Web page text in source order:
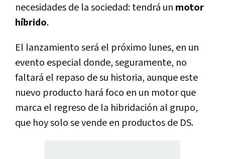
necesidades de la sociedad: tendrá un motor
híbrido.
El lanzamiento será el próximo lunes, en un
evento especial donde, seguramente, no
faltará el repaso de su historia, aunque este
nuevo producto hará foco en un motor que
marca el regreso de la hibridación al grupo,
que hoy solo se vende en productos de DS.